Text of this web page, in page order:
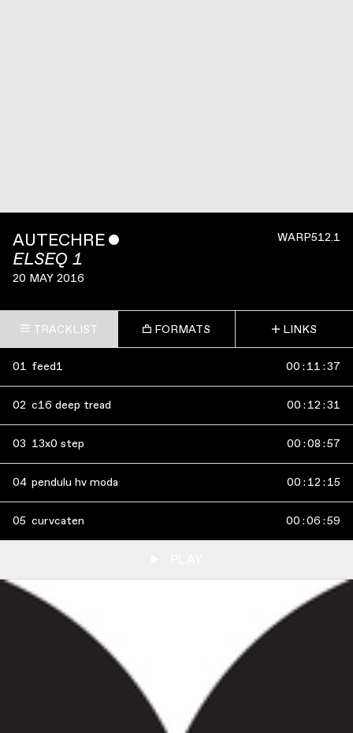
WARP512.1
AUTECHRE ˇ
ELSEQ 1
20 MAY 2016
TRACKLIST FORMATS LINKS
01 feed1 00 : 11 :37
02 c16 deep tread 00 : 12 :31
03 13x0 step 00 :08 :57
04 pendulu hv moda 00 : 12 : 15
05 curvcaten 00 :06 :59